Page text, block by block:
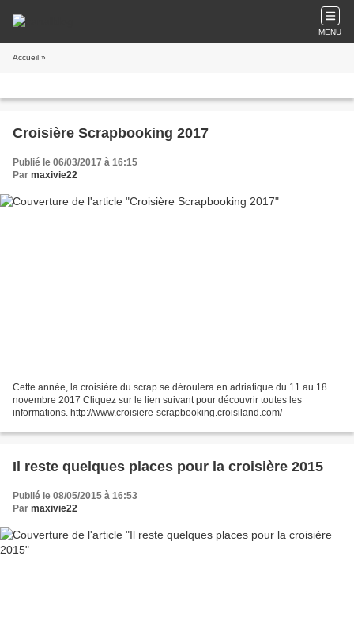
MENU
Accueil »
Croisière Scrapbooking 2017
Publié le 06/03/2017 à 16:15
Par maxivie22
Cette année, la croisière du scrap se déroulera en adriatique du 11 au 18
novembre 2017 Cliquez sur le lien suivant pour découvrir toutes les
informations. http://www.croisiere-scrapbooking.croisiland.com/
Il reste quelques places pour la croisière 2015
Publié le 08/05/2015 à 16:53
Par maxivie22